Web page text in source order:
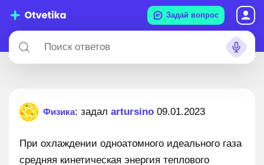
Задай вопрос
Физика: задал artursino 09.01.2023
При охлаждении одноатомного идеального газа
средняя кинетическая энергия теплового